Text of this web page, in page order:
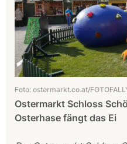
Foto: ostermarkt.co.at/
Ostermarkt Schloss
Osterhase fängt das Ei